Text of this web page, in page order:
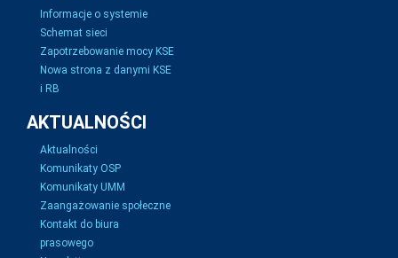
Informacje o systemie
Schemat sieci
Zapotrzebowanie mocy KSE
Nowa strona z danymi KSE
i RB
AKTUALNOŚCI
Aktualności
Komunikaty OSP
Komunikaty UMM
Zaangażowanie społeczne
Kontakt do biura
prasowego